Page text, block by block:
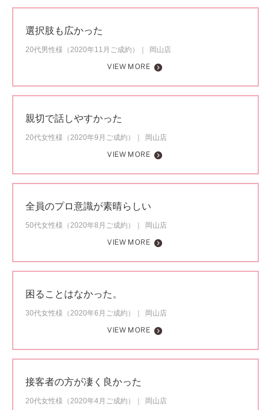
選択肢も広かった
20代男性様（2020年11月ご成約）
岡山店
VIEW MORE
親切で話しやすかった
20代女性様（2020年9月ご成約）
岡山店
VIEW MORE
全員のプロ意識が素晴らしい
50代女性様（2020年8月ご成約）
岡山店
VIEW MORE
困ることはなかった。
30代女性様（2020年6月ご成約）
岡山店
VIEW MORE
接客者の方が凄く良かった
20代女性様（2020年4月ご成約）
岡山店